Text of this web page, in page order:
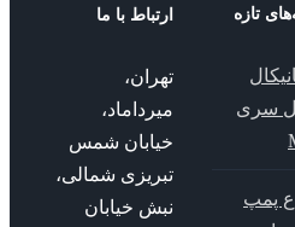
ارتباط با ما
میرداماد،
خیابان شمس
تبریزی شمالی،
نبش خیابان